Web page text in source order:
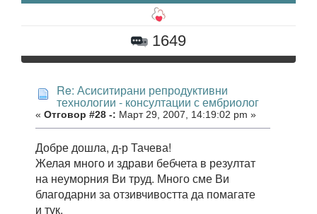
1649
Re: Асиситирани репродуктивни
технологии - консултации с ембриолог
« Отговор #28 -: Март 29, 2007, 14:19:02 pm »
Добре дошла, д-р Тачева!
Желая много и здрави бебчета в резултат
на неуморния Ви труд. Много сме Ви
благодарни за отзивчивостта да помагате
и тук.